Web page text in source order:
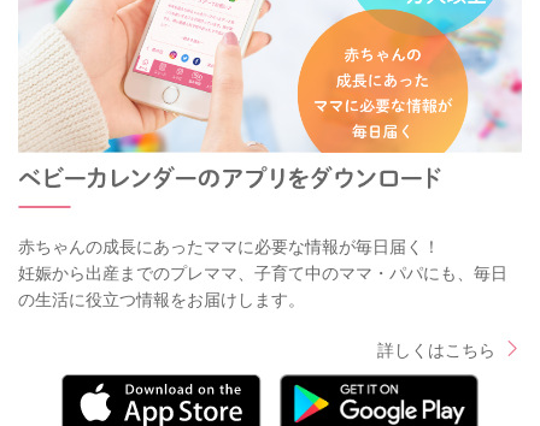
赤ちゃんの成長にあったママに必要な情報が毎日届く！
妊娠から出産までのプレママ、子育て中のママ・パパにも、毎日
の生活に役立つ情報をお届けします。
詳しくはこちら